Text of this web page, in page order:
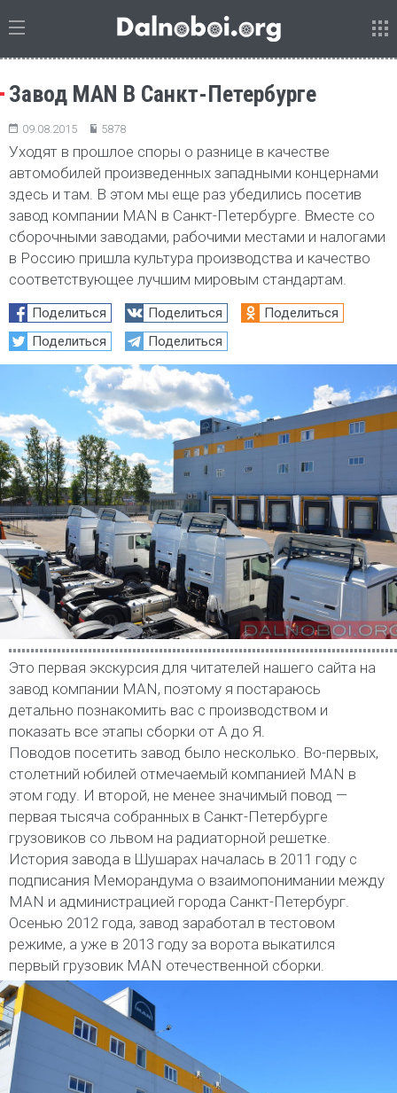
Завод MAN В Санкт-Петербурге
09.08.2015 5878
Уходят в прошлое споры о разнице в качестве
автомобилей произведенных западными концернами
здесь и там. В этом мы еще раз убедились посетив
завод компании MAN в Санкт-Петербурге. Вместе со
сборочными заводами, рабочими местами и налогами
в Россию пришла культура производства и качество
соответствующее лучшим мировым стандартам.
Поделиться Поделиться
Поделиться
Поделиться
Поделиться
Это первая экскурсия для читателей нашего сайта на
завод компании MAN, поэтому я постараюсь
детально познакомить вас с производством и
показать все этапы сборки от А до Я.
Поводов посетить завод было несколько. Во-первых,
столетний юбилей отмечаемый компанией MAN в
этом году. И второй, не менее значимый повод —
первая тысяча собранных в Санкт-Петербурге
грузовиков со львом на радиаторной решетке.
История завода в Шушарах началась в 2011 году с
подписания Меморандума о взаимопонимании между
MAN и администрацией города Санкт-Петербург.
Осенью 2012 года, завод заработал в тестовом
режиме, а уже в 2013 году за ворота выкатился
первый грузовик MAN отечественной сборки.